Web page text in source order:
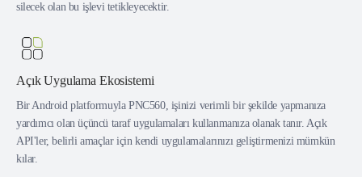
silecek olan bu işlevi tetikleyecektir.
Açık Uygulama Ekosistemi
Bir Android platformuyla PNC560, işinizi verimli bir şekilde yapmanıza
yardımcı olan üçüncü taraf uygulamaları kullanmanıza olanak tanır. Açık
API'ler, belirli amaçlar için kendi uygulamalarınızı geliştirmenizi mümkün
kılar.